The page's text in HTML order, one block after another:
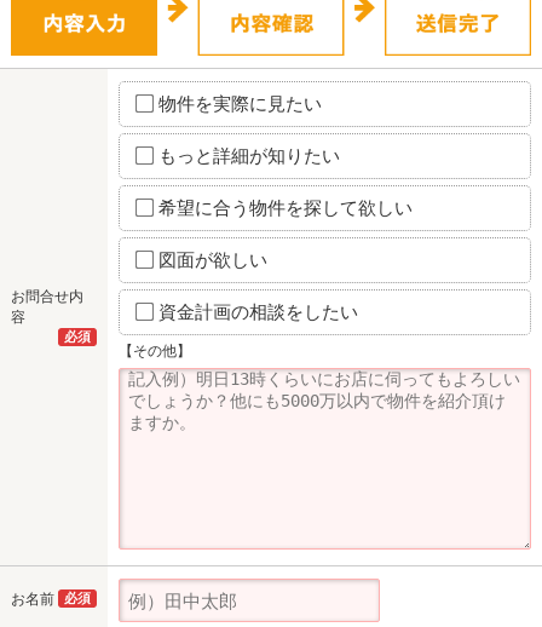
お問合せ内
容
必須
物件を実際に見たい
もっと詳細が知りたい
希望に合う物件を探して欲しい
図面が欲しい
資金計画の相談をしたい
【その他】
お名前 必須